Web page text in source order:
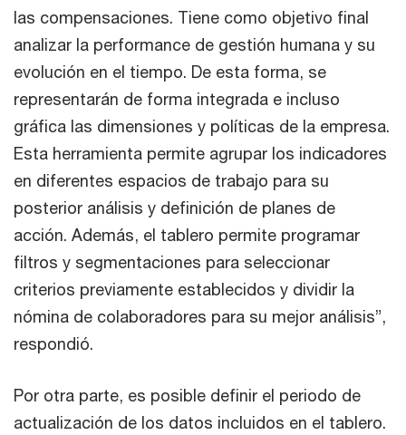
las compensaciones. Tiene como objetivo final
analizar la performance de gestión humana y su
evolución en el tiempo. De esta forma, se
representarán de forma integrada e incluso
gráfica las dimensiones y políticas de la empresa.
Esta herramienta permite agrupar los indicadores
en diferentes espacios de trabajo para su
posterior análisis y definición de planes de
acción. Además, el tablero permite programar
filtros y segmentaciones para seleccionar
criterios previamente establecidos y dividir la
nómina de colaboradores para su mejor análisis”,
respondió.
Por otra parte, es posible definir el periodo de
actualización de los datos incluidos en el tablero.